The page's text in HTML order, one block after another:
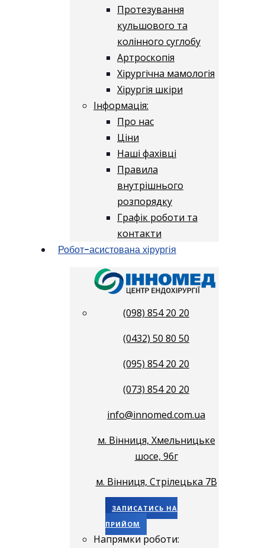
Протезування
кульшового та
колінного суглобу
Артроскопія
Хірургічна мамологія
Хірургія шкіри
Інформація:
Про нас
Ціни
Наші фахівці
Правила
внутрішнього
розпорядку
Графік роботи та
контакти
Робот-асистована хірургія
(098) 854 20 20
(0432) 50 80 50
(095) 854 20 20
(073) 854 20 20
info@innomed.com.ua
м. Вінниця, Хмельницьке
шосе, 96г
м. Вінниця, Стрілецька 7В
ЗАПИСАТИСЬ НА
ПРИЙОМ
Напрямки роботи: